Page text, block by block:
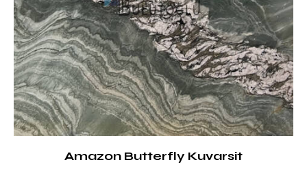
Amazon Butterfly Kuvarsit